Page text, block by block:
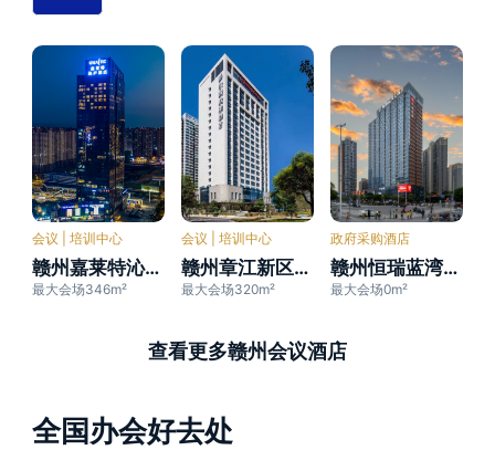
会议 | 培训中心
赣州嘉莱特沁庐酒店
最大会场346m²
会议 | 培训中心
赣州章江新区希尔顿欢朋酒店
最大会场320m²
政府采购酒店
赣州恒瑞蓝湾大酒店（万象城店）
最大会场0m²
查看更多赣州会议酒店
全国办会好去处